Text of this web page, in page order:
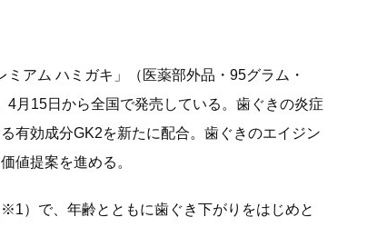
アム ハミガキ」（医薬部外品・95グラム・
月15日から全国で発売している。歯ぐきの炎症
有効成分GK2を新たに配合。歯ぐきのエイジン
値提案を進める。
）で、年齢とともに歯ぐき下がりをはじめと